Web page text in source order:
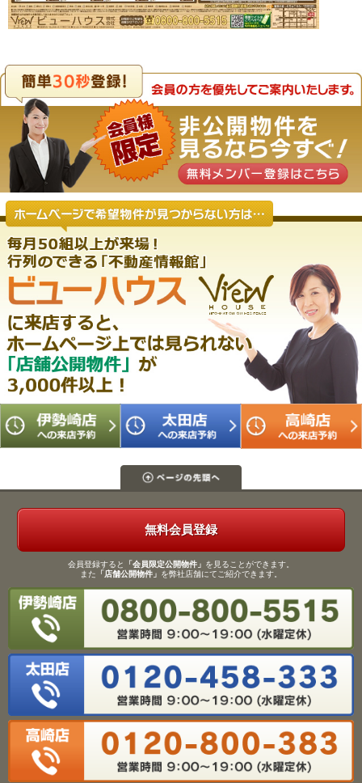
無料会員登録
会員登録すると 「会員限定公開物件」 を見ることができます。
また 「店舗公開物件」 を弊社店舗にてご紹介できます。